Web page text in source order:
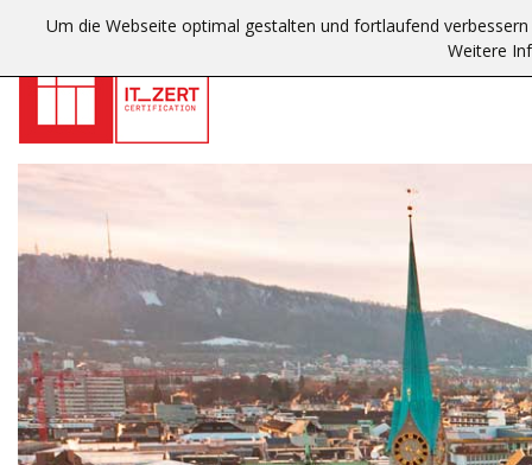
Um die Webseite optimal gestalten und fortlaufend
Weitere